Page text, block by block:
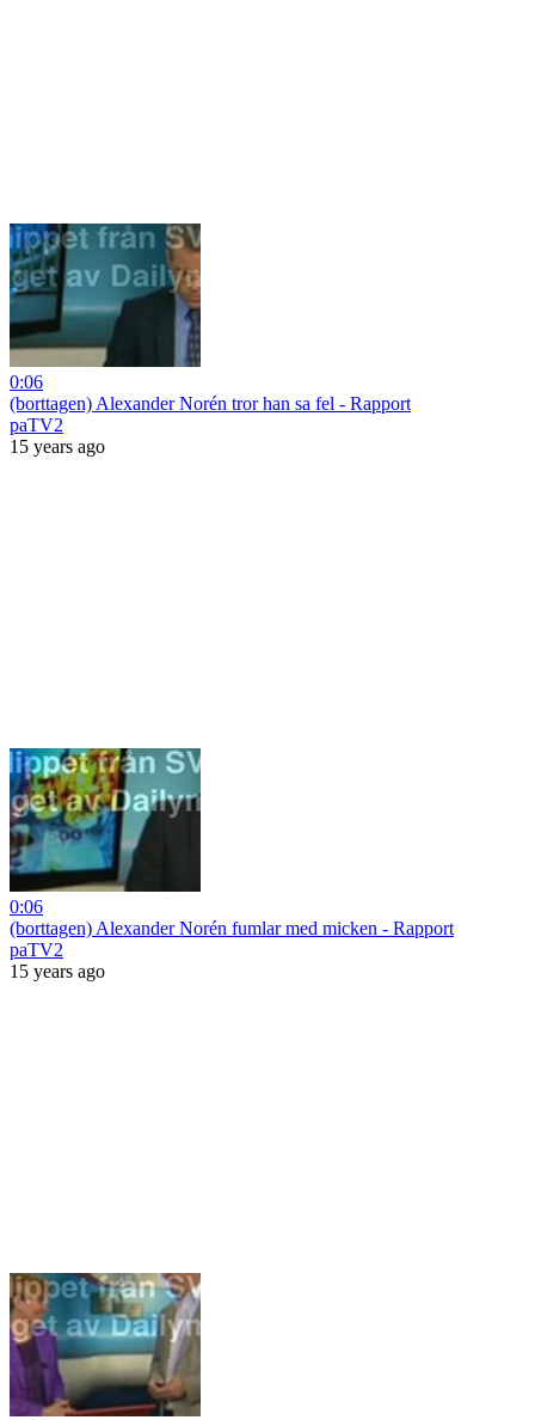
0:06
(borttagen) Alexander Norén tror han sa fel - Rapport
paTV2
15 years ago
0:06
(borttagen) Alexander Norén fumlar med micken - Rapport
paTV2
15 years ago